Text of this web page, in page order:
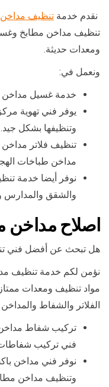
نقدم خدمة تنظيف مداخن
تنظيف مداخن مطابخ
ومعدات حديثة.
ونعمل في:
خدمة غسيل مداخن
يوفر فني تهوية
وتنظيفها بشكل جيد.
تنظيف فلاتر
مداخن طباخات
نوفر أيضا خدمة
والشقق والمدارس
اصلاح
هل تبحث عن أفضل فني
نؤمن لكم خدمة تنظيف
مواد تنظيف ومعدات
الفلاتر والشفاط
تركيب شفاط مداخن
فني تركيب
نوفر فني مداخن
وتنظيف مداخن